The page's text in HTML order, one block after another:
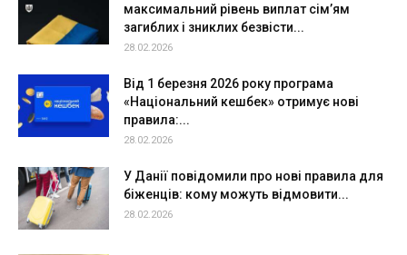
максимальний рівень виплат сім’ям
загиблих і зниклих безвісти...
28.02.2026
Від 1 березня 2026 року програма
«Національний кешбек» отримує нові
правила:...
28.02.2026
У Данії повідомили про нові правила для
біженців: кому можуть відмовити...
28.02.2026